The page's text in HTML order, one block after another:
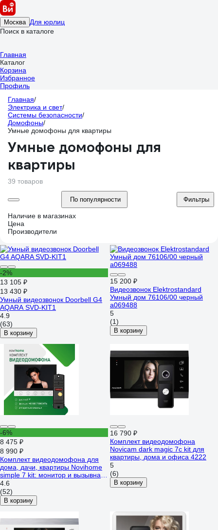
Москва Для юрлиц
Поиск в каталоге
Главная
Каталог
Корзина
Избранное
Профиль
Главная/
Электрика и свет/
Системы безопасности/
Домофоны/
Умные домофоны для квартиры
Умные домофоны для
квартиры
39 товаров
По популярности Фильтры
Наличие в магазинах
Цена
Производители
-2%
13 105 ₽
13 430 ₽
Умный видеозвонок Doorbell G4
AQARA SVD-KIT1
4.9
(63)
В корзину
15 200 ₽
Видеозвонок Elektrostandard
Умный дом 76106/00 черный
a069488
5
(1)
В корзину
-6%
8 475 ₽
8 990 ₽
Комплект видеодомофона для
дома, дачи, квартиры Novihome
simple 7 kit: монитор и вызывная
панель 4378
4.6
(52)
В корзину
16 790 ₽
Комплект видеодомофона
Novicam dark magic 7c kit для
квартиры, дома и офиса 4222
5
(6)
В корзину